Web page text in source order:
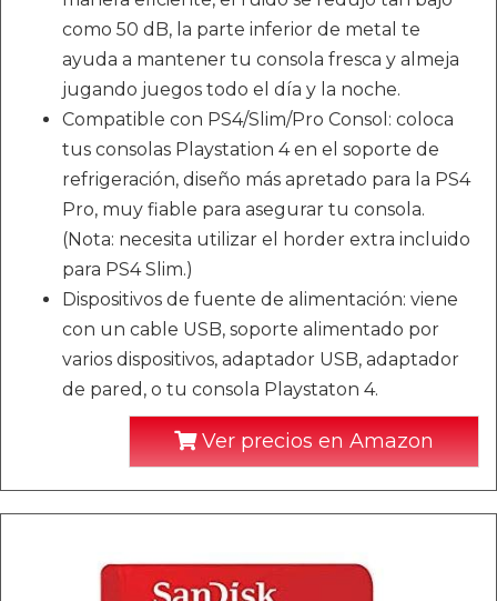
como 50 dB, la parte inferior de metal te
ayuda a mantener tu consola fresca y almeja
jugando juegos todo el día y la noche.
Compatible con PS4/Slim/Pro Consol: coloca
tus consolas Playstation 4 en el soporte de
refrigeración, diseño más apretado para la PS4
Pro, muy fiable para asegurar tu consola.
(Nota: necesita utilizar el horder extra incluido
para PS4 Slim.)
Dispositivos de fuente de alimentación: viene
con un cable USB, soporte alimentado por
varios dispositivos, adaptador USB, adaptador
de pared, o tu consola Playstaton 4.
Ver precios en Amazon